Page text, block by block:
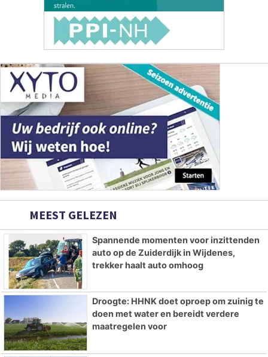
MEEST GELEZEN
Spannende momenten voor inzittenden
auto op de Zuiderdijk in Wijdenes,
trekker haalt auto omhoog
Droogte: HHNK doet oproep om zuinig te
doen met water en bereidt verdere
maatregelen voor